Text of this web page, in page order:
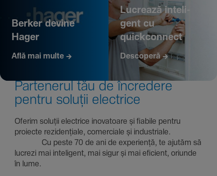
Berker devine
Hager
Află mai multe
Lucrează inte­li­
gent cu
quickconnect
Descoperă
Parte­nerul tău de încre­dere
pentru soluții electrice
Oferim soluții electrice inova­toare și fiabile pentru
proiecte rezi­den­țiale, comer­ciale și indus­triale.
Cu peste 70 de ani de expe­riență, te ajutăm să
lucrezi mai inte­li­gent, mai sigur și mai eficient, oriunde
în lume.